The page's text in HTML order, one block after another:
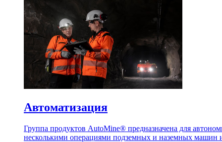
Автоматизация
Группа продуктов AutoMine® предназначена для
несколькими операциями подземных и наземных машин